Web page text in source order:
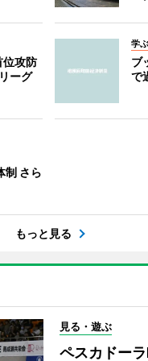
位攻防
ーグ
学
ブ
で
さら
もっと見る
見る・遊ぶ
ペスカドー